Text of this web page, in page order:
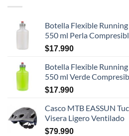
Botella Flexible
550 ml Perla
$17.990
Botella Flexible
550 ml Verde
$17.990
Casco MTB EASSUN
Visera Ligero Ventilado
$79.990